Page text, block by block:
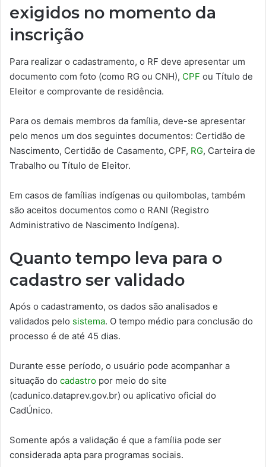
exigidos no momento da
inscrição
Para realizar o cadastramento, o RF deve apresentar um
documento com foto (como RG ou CNH), CPF ou Título de
Eleitor e comprovante de residência.
Para os demais membros da família, deve-se apresentar
pelo menos um dos seguintes documentos: Certidão de
Nascimento, Certidão de Casamento, CPF, RG, Carteira de
Trabalho ou Título de Eleitor.
Em casos de famílias indígenas ou quilombolas, também
são aceitos documentos como o RANI (Registro
Administrativo de Nascimento Indígena).
Quanto tempo leva para o
cadastro ser validado
Após o cadastramento, os dados são analisados e
validados pelo sistema. O tempo médio para conclusão do
processo é de até 45 dias.
Durante esse período, o usuário pode acompanhar a
situação do cadastro por meio do site
(cadunico.dataprev.gov.br) ou aplicativo oficial do
CadÚnico.
Somente após a validação é que a família pode ser
considerada apta para programas sociais.